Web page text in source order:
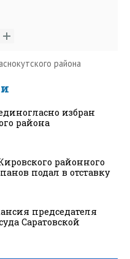
района
избран
района
районного
подал в отставку
председателя
Саратовской